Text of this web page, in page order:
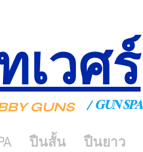
เวศร์
GUNS /GUN SPA
ปืนสั้น ปืนยาว